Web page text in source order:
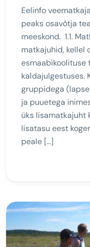
Eelinfo
peaks osavõtja
meeskond. 1.1.
matkajuhid, kellel
esmaabikoolituse
kaldajulgestuses.
gruppidega
ja puuetega
üks lisamatkajuht
lisatasu eest
peale […]